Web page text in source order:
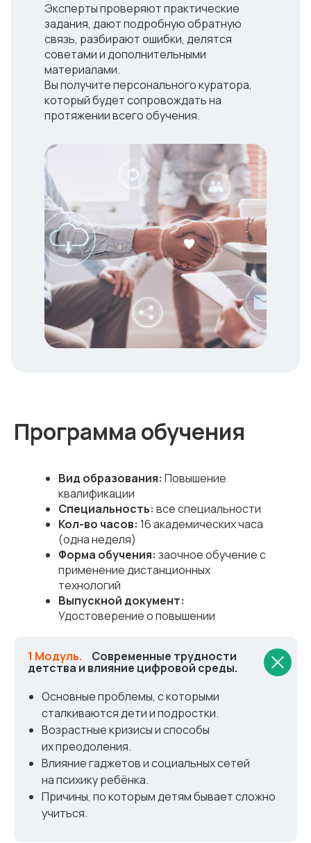
Эксперты проверяют практические
задания, дают подробную обратную
связь, разбирают ошибки, делятся
советами и дополнительными
материалами.
Вы получите персонального куратора,
который будет сопровождать на
протяжении всего обучения.
Программа обучения
Вид образования: Повышение
квалификации
Специальность: все специальности
Кол-во часов: 16 академических часа
(одна неделя)
Форма обучения: заочное обучение с
применение дистанционных
технологий
Выпускной документ:
Удостоверение о повышении
1 Модуль.
Современные трудности
детства и влияние цифровой среды.
Основные проблемы, с которыми
сталкиваются дети и подростки.
Возрастные кризисы и способы
их преодоления.
Влияние гаджетов и социальных сетей
на психику ребёнка.
Причины, по которым детям бывает сложно
учиться.